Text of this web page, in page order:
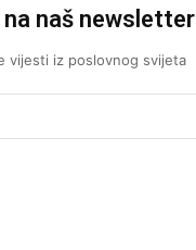
naš newsletter
vijesti iz poslovnog svijeta